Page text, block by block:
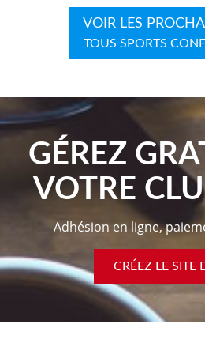
VOIR LES
TOUS SPORTS
GÉREZ
VOTRE
Adhésion en ligne,
CRÉEZ LE SITE